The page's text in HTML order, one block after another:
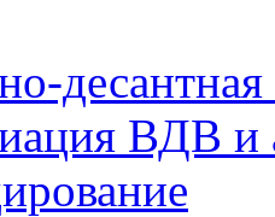
десантная
ВДВ и